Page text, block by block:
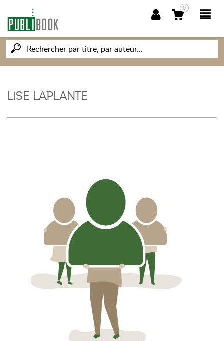
0
NOUVEAUTÉS
SOCIÉTÉ DES ÉCRIVAINS
LISE LAPLANTE